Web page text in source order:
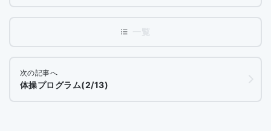
次の記事へ
体操プログラム(2/13)